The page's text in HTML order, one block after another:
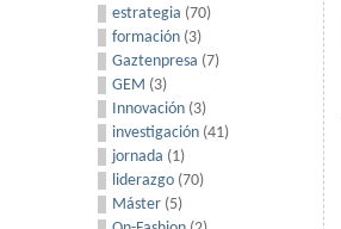
estrategia (70)
formación (3)
Gaztenpresa (7)
GEM (3)
Innovación (3)
investigación (41)
jornada (1)
liderazgo (70)
Máster (5)